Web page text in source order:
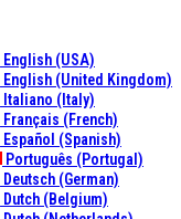
English (USA)
English (United Kingdom)
Italiano (Italy)
Français (French)
Español (Spanish)
Português (Portugal)
Deutsch (German)
Dutch (Belgium)